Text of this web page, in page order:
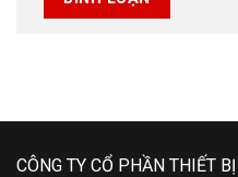
CÔNG TY CỔ PHẦN THIẾT